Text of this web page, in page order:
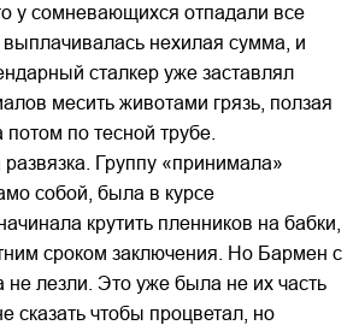
у сомневающихся отпадали все
нехилая сумма, и
сталкер уже заставлял
месить животами грязь, ползая
по тесной трубе.
Группу «принимала»
собой, была в курсе
крутить пленников на бабки,
сроком заключения. Но Бармен с
не лезли. Это уже была не их часть
сказать чтобы процветал, но